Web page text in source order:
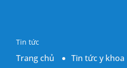
Tin tức
Trang chủ Tin tức y khoa